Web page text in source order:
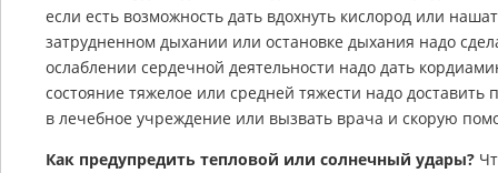
если есть возможность дать вдохнуть кислород или
затрудненном дыхании или остановке дыхания надо
ослаблении сердечной деятельности надо дать
состояние тяжелое или средней тяжести надо
в лечебное учреждение или вызвать врача и скорую
Как предупредить тепловой или солнечный удары?